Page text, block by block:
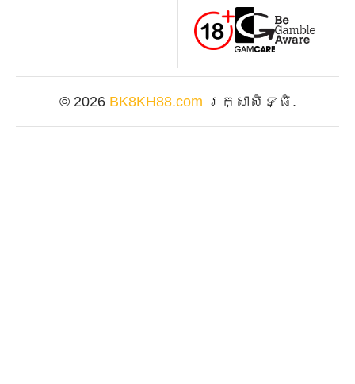
© 2026BK8KH88.com រក្សាសិទ្ធិ.